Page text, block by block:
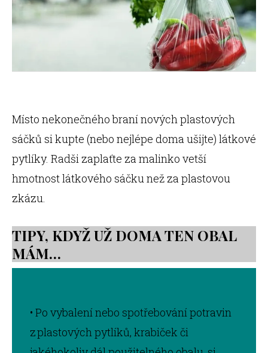
Místo nekonečného braní nových plastových
sáčků si kupte (nebo nejlépe doma ušijte) látkové
pytlíky. Radši zaplaťte za malinko vetší
hmotnost látkového sáčku než za plastovou
zkázu.
TIPY, KDYŽ UŽ DOMA TEN OBAL
MÁM…
• Po vybalení nebo spotřebování potravin
z plastových pytlíků, krabiček či